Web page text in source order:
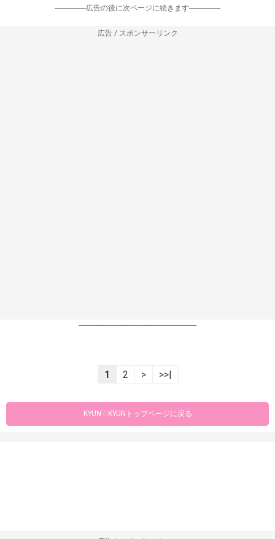
-----------------広告の後に次ページに続きます-----------------
広告 / スポンサーリンク
----------------------------------------------------------------
1 2 > >>|
KYUN♡KYUNトップページに戻る